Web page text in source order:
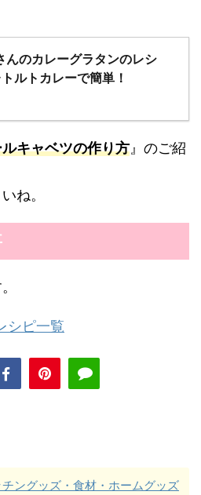
んのカレーグラタンのレシ
ルトカレーで簡単！
キャベツの作り方 』のご紹
ね。
シピ一覧
ングッズ・食材・ホームグッズ